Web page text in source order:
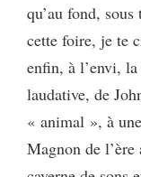
qu’au fond,
cette foire, je te
enfin, à l’envi,
laudative, de
« animal », à
Magnon de